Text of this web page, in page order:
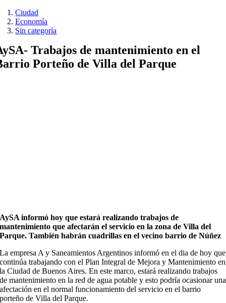
Ciudad
Economía
Sin categoría
Trabajos de mantenimiento en el
Porteño de Villa del Parque
AySA informó hoy que estará realizando trabajos de
mantenimiento que afectarán el servicio en la zona de Villa del
Parque. También habrán cuadrillas en el vecino barrio de Núñez
La empresa A y Saneamientos Argentinos informó en el dia de hoy que
continúa trabajando con el Plan Integral de Mejora y Mantenimiento en
la Ciudad de Buenos Aires. En este marco, estará realizando trabajos
de mantenimiento en la red de agua potable y esto podría ocasionar una
afectación en el normal funcionamiento del servicio en el barrio
porteño de Villa del Parque.